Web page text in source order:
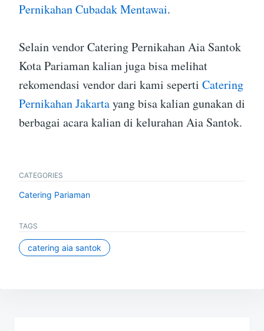
Pernikahan Cubadak Mentawai.
Selain vendor Catering Pernikahan Aia Santok
Kota Pariaman kalian juga bisa melihat
rekomendasi vendor dari kami seperti Catering
Pernikahan Jakartayang bisa kalian gunakan di
berbagai acara kalian di kelurahan Aia Santok.
CATEGORIES
Catering Pariaman
TAGS
catering aia santok